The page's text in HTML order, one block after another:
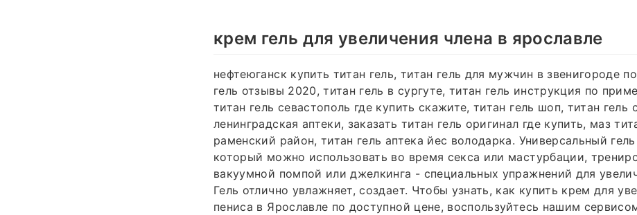
крем гель для увеличения члена в ярославле
нефтеюганск купить титан гель, титан гель для мужчин в звенигороде
гель отзывы 2020, титан гель в сургуте, титан гель инструкция по
титан гель севастополь где купить скажите, титан гель шоп, титан гель
ленинградская аптеки, заказать титан гель оригинал где купить, маз
раменский район, титан гель аптека йес володарка. Универсальный
который можно использовать во время секса или мастурбации,
вакуумной помпой или джелкинга - специальных упражнений для
Гель отлично увлажняет, создает. Чтобы узнать, как купить крем для
пениса в Ярославле по доступной цене, воспользуйтесь нашим